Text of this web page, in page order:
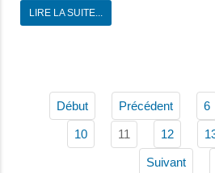
LIRE LA SUITE...
Début Précédent 6
10 11 12
Suivant